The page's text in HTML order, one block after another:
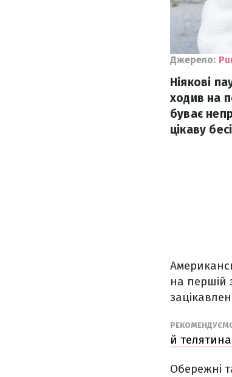
Джерело:
Ніякові
ходив на
буває
цікаву
на першій
й телятина
Обережні